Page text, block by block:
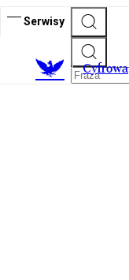
Serwisy
Cyfrowa